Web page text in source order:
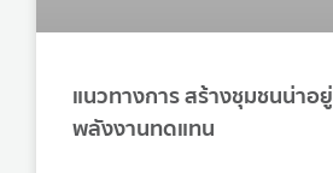
แนวทางการ สร้างชุมชนน่าอ
พลังงานทดแทน